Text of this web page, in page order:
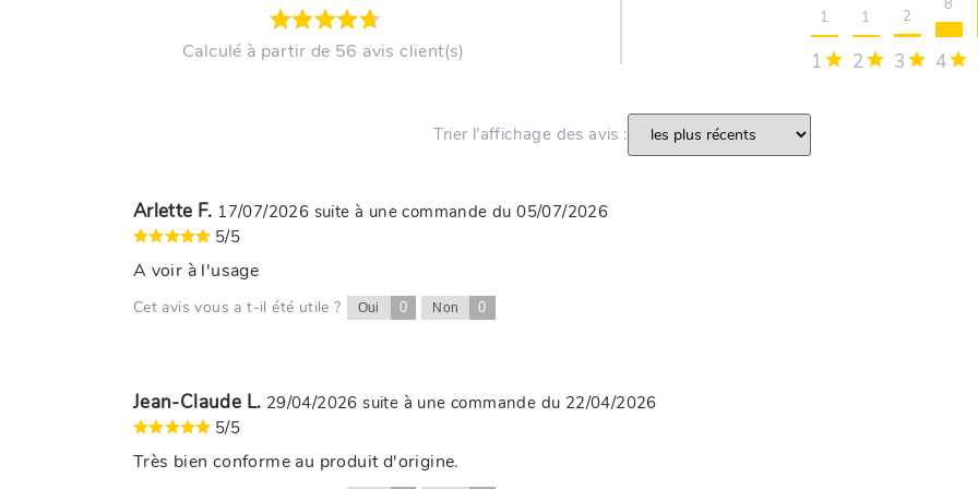
Calculé à partir de 56 avis client(s) 1
1
2
1
3
2
4
8
Trier l’affichage des avis :
Arlette F. 17/07/2026 suite à une commande du 05/07/2026
5/5
A voir à l'usage
Cet avis vous a t-il été utile ? Oui 0 Non 0
Jean-Claude L. 29/04/2026 suite à une commande du 22/04/2026
5/5
Très bien conforme au produit d'origine.